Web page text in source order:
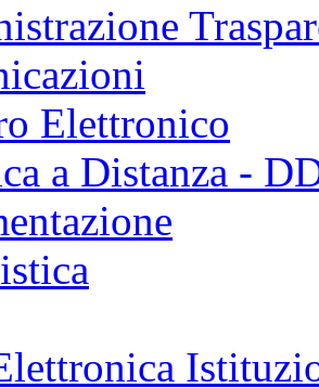
Elettronico
a Distanza -